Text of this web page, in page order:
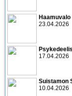
23.04.2026
17.04.2026
Suistamon
10.04.2026